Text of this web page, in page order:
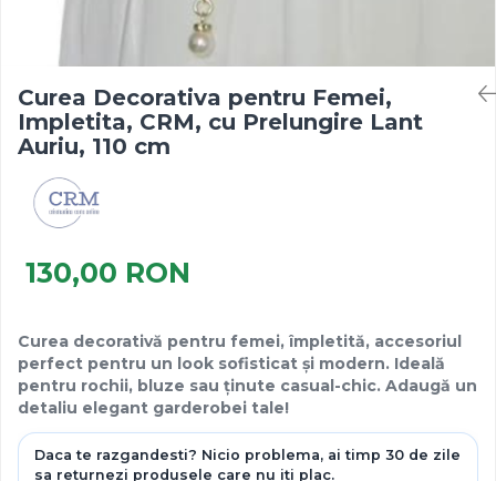
Curea Decorativa pentru Femei,
Impletita, CRM, cu Prelungire Lant
Auriu, 110 cm
130,00 RON
Curea decorativă pentru femei, împletită, accesoriul
perfect pentru un look sofisticat și modern. Ideală
pentru rochii, bluze sau ținute casual-chic. Adaugă un
detaliu elegant garderobei tale!